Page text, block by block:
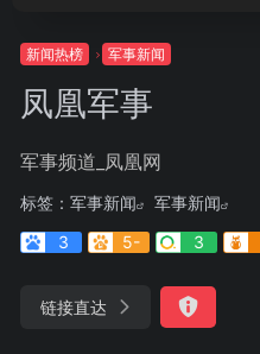
新闻热榜 军事新闻
凤凰军事
军事频道_凤凰网
标签： 军事新闻
军事新闻
3
5- 3
链接直达